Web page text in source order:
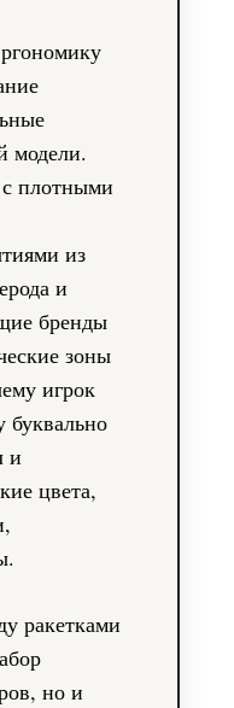
модели.
плотными
из
и
бренды
зоны
игрок
буквально
и
цвета,
ракетками
но и